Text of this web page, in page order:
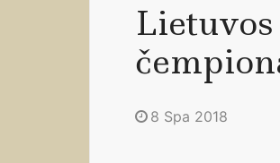
8 Spa 2018